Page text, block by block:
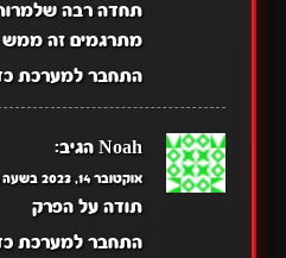
תחדה רבה
מתרגמים זה ממש
התחבר למערכת
Noah הגיב:
אוקטובר 14, 2023 בשעה 12:46 am
תודה על הפרק
התחבר למערכת